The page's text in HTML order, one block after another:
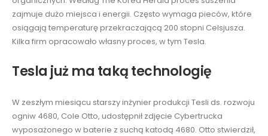
zajmuje dużo miejsca i energii. Często wymaga pieców, które
osiągają temperaturę przekraczającą 200 stopni Celsjusza.
Kilka firm opracowało własny proces, w tym Tesla.
Tesla już ma taką technologię
W zeszłym miesiącu starszy inżynier produkcji Tesli ds. rozwoju
ogniw 4680, Cole Otto, udostępnił zdjęcie Cybertrucka
wyposażonego w baterie z suchą katodą 4680. Otto stwierdził,